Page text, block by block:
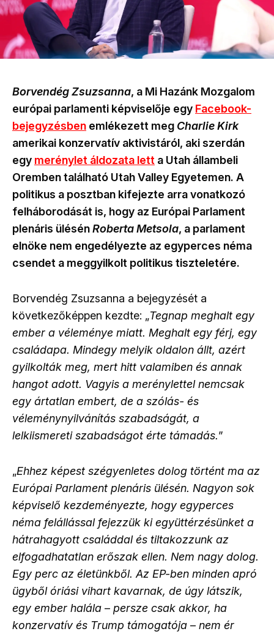
Borvendég Zsuzsanna, a Mi Hazánk Mozgalom
európai parlamenti képviselője egy Facebook-
bejegyzésben emlékezett meg Charlie Kirk
amerikai konzervatív aktivistáról, aki szerdán
egy merénylet áldozata lett a Utah állambeli
Oremben található Utah Valley Egyetemen. A
politikus a posztban kifejezte arra vonatkozó
felháborodását is, hogy az Európai Parlament
plenáris ülésénRoberta Metsola, a parlament
elnöke nem engedélyezte az egyperces néma
csendet a meggyilkolt politikus tiszteletére.
Borvendég Zsuzsanna a bejegyzését a
következőképpen kezdte: „Tegnap meghalt egy
ember a véleménye miatt. Meghalt egy férj, egy
családapa. Mindegy melyik oldalon állt, azért
gyilkolták meg, mert hitt valamiben és annak
hangot adott. Vagyis a merénylettel nemcsak
egy ártatlan embert, de a szólás- és
véleménynyilvánítás szabadságát, a
lelkiismereti szabadságot érte támadás.”
„Ehhez képest szégyenletes dolog történt ma az
Európai Parlament plenáris ülésén. Nagyon sok
képviselő kezdeményezte, hogy egyperces
néma felállással fejezzük ki együttérzésünket a
hátrahagyott családdal és tiltakozzunk az
elfogadhatatlan erőszak ellen. Nem nagy dolog.
Egy perc az életünkből. Az EP-ben minden apró
ügyből óriási vihart kavarnak, de úgy látszik,
egy ember halála – persze csak akkor, ha
konzervatív és Trump támogatója – nem ér